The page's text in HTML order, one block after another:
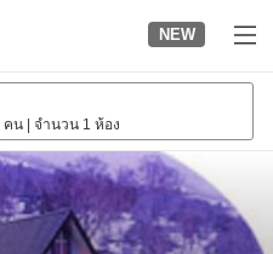
NEW
คน จำนวน 1 ห้อง